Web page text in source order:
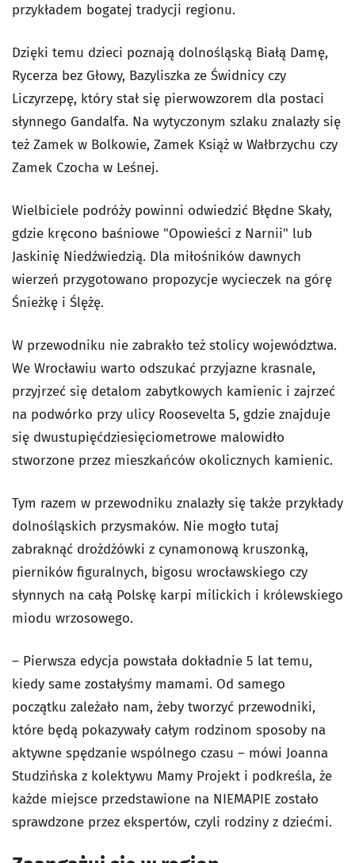
przykładem bogatej tradycji regionu.
Dzięki temu dzieci poznają dolnośląską Białą Damę,
Rycerza bez Głowy, Bazyliszka ze Świdnicy czy
Liczyrzepę, który stał się pierwowzorem dla postaci
słynnego Gandalfa. Na wytyczonym szlaku znalazły się
też Zamek w Bolkowie, Zamek Książ w Wałbrzychu czy
Zamek Czocha w Leśnej.
Wielbiciele podróży powinni odwiedzić Błędne Skały,
gdzie kręcono baśniowe "Opowieści z Narnii" lub
Jaskinię Niedźwiedzią. Dla miłośników dawnych
wierzeń przygotowano propozycje wycieczek na górę
Śnieżkę i Ślężę.
W przewodniku nie zabrakło też stolicy województwa.
We Wrocławiu warto odszukać przyjazne krasnale,
przyjrzeć się detalom zabytkowych kamienic i zajrzeć
na podwórko przy ulicy Roosevelta 5, gdzie znajduje
się dwustupięćdziesięciometrowe malowidło
stworzone przez mieszkańców okolicznych kamienic.
Tym razem w przewodniku znalazły się także przykłady
dolnośląskich przysmaków. Nie mogło tutaj
zabraknąć drożdżówki z cynamonową kruszonką,
pierników figuralnych, bigosu wrocławskiego czy
słynnych na całą Polskę karpi milickich i królewskiego
miodu wrzosowego.
– Pierwsza edycja powstała dokładnie 5 lat temu,
kiedy same zostałyśmy mamami. Od samego
początku zależało nam, żeby tworzyć przewodniki,
które będą pokazywały całym rodzinom sposoby na
aktywne spędzanie wspólnego czasu – mówi Joanna
Studzińska z kolektywu Mamy Projekt i podkreśla, że
każde miejsce przedstawione na NIEMAPIE zostało
sprawdzone przez ekspertów, czyli rodziny z dziećmi.